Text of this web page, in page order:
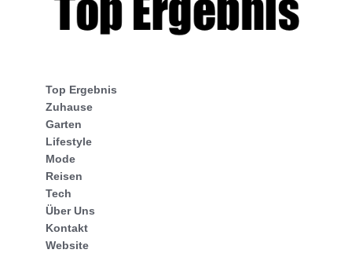
Top Ergebnis
Zuhause
Garten
Lifestyle
Mode
Reisen
Tech
Über Uns
Kontakt
Website